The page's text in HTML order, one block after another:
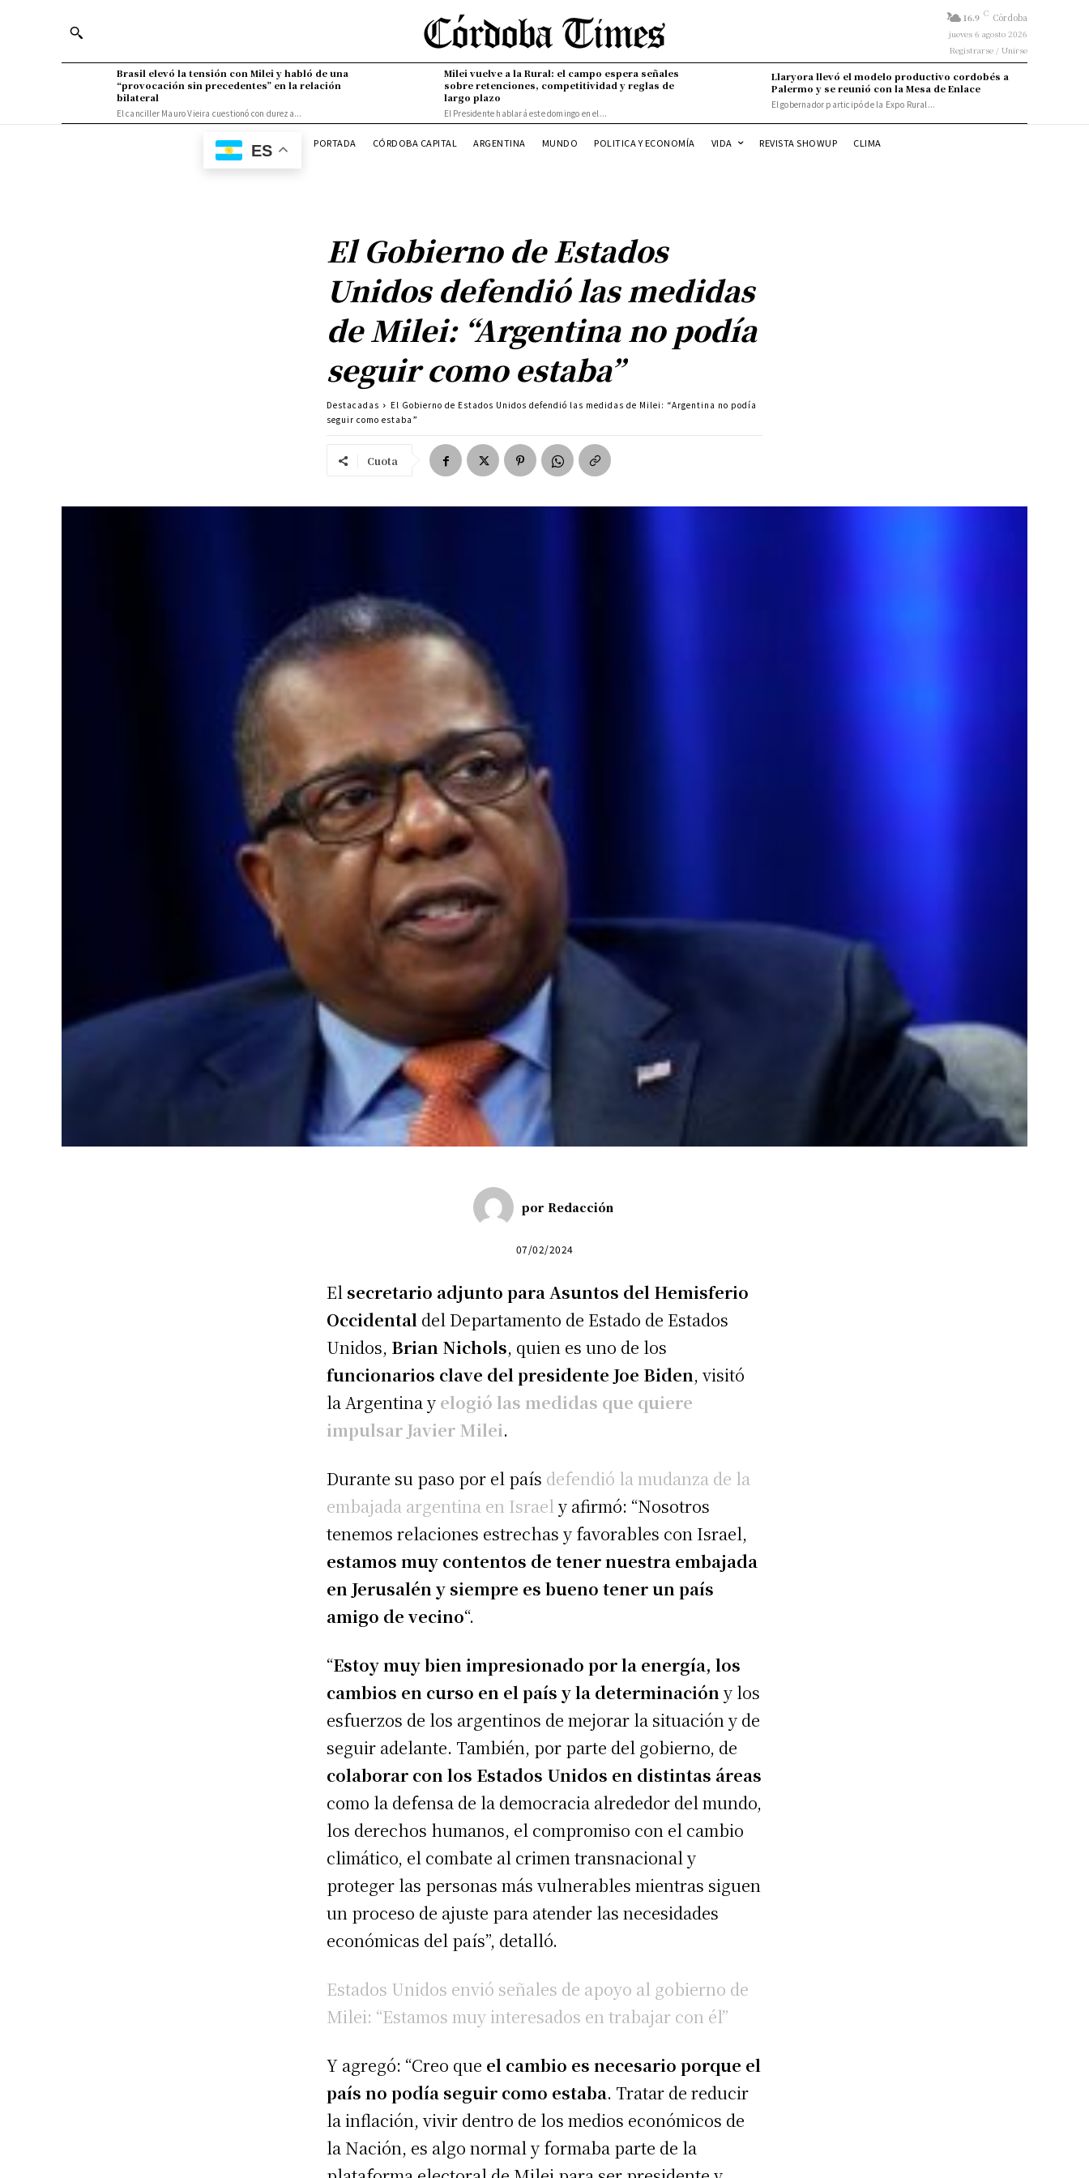
16.9 C Córdoba
jueves 6 agosto 2026
Registrarse / Unirse
Brasil elevó la tensión con Milei y habló de una
“provocación sin precedentes” en la relación
bilateral
El canciller Mauro Vieira cuestionó con dureza...
Milei vuelve a la Rural: el campo espera señales
sobre retenciones, competitividad y reglas de
largo plazo
El Presidente hablará este domingo en el...
Llaryora llevó el modelo productivo cordobés a
Palermo y se reunió con la Mesa de Enlace
El gobernador participó de la Expo Rural...
ES PORTADA CÓRDOBA CAPITAL ARGENTINA MUNDO POLITICA Y ECONOMÍA VIDA REVISTA SHOWUP CLIMA
El Gobierno de Estados
Unidos defendió las medidas
de Milei: “Argentina no podía
seguir como estaba”
Destacadas
El Gobierno de Estados Unidos defendió las medidas de Milei: “Argentina no podía
seguir como estaba”
Cuota
por Redacción
07/02/2024
El secretario adjunto para Asuntos del Hemisferio
Occidental del Departamento de Estado de Estados
Unidos, Brian Nichols, quien es uno de los
funcionarios clave del presidente Joe Biden, visitó
la Argentina y elogió las medidas que quiere
impulsar Javier Milei.
Durante su paso por el país defendió la mudanza de la
embajada argentina en Israel y afirmó: “Nosotros
tenemos relaciones estrechas y favorables con Israel,
estamos muy contentos de tener nuestra embajada
en Jerusalén y siempre es bueno tener un país
amigo de vecino“.
“Estoy muy bien impresionado por la energía, los
cambios en curso en el país y la determinacióny los
esfuerzos de los argentinos de mejorar la situación y de
seguir adelante. También, por parte del gobierno, de
colaborar con los Estados Unidos en distintas áreas
como la defensa de la democracia alrededor del mundo,
los derechos humanos, el compromiso con el cambio
climático, el combate al crimen transnacional y
proteger las personas más vulnerables mientras siguen
un proceso de ajuste para atender las necesidades
económicas del país”, detalló.
Estados Unidos envió señales de apoyo al gobierno de
Milei: “Estamos muy interesados en trabajar con él”
Y agregó: “Creo que el cambio es necesario porque el
país no podía seguir como estaba. Tratar de reducir
la inflación, vivir dentro de los medios económicos de
la Nación, es algo normal y formaba parte de la